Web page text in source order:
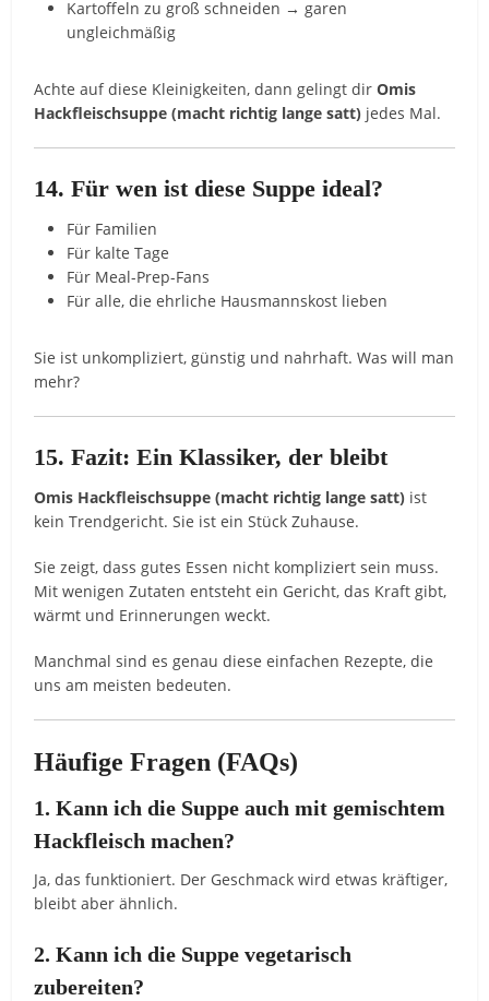
Kartoffeln zu groß schneiden → garen
ungleichmäßig
Achte auf diese Kleinigkeiten, dann gelingt dirOmis
Hackfleischsuppe (macht richtig lange satt) jedes Mal.
14. Für wen ist diese Suppe ideal?
Für Familien
Für kalte Tage
Für Meal-Prep-Fans
Für alle, die ehrliche Hausmannskost lieben
Sie ist unkompliziert, günstig und nahrhaft. Was will man
mehr?
15. Fazit: Ein Klassiker, der bleibt
Omis Hackfleischsuppe (macht richtig lange satt) ist
kein Trendgericht. Sie ist ein Stück Zuhause.
Sie zeigt, dass gutes Essen nicht kompliziert sein muss.
Mit wenigen Zutaten entsteht ein Gericht, das Kraft gibt,
wärmt und Erinnerungen weckt.
Manchmal sind es genau diese einfachen Rezepte, die
uns am meisten bedeuten.
Häufige Fragen (FAQs)
1. Kann ich die Suppe auch mit gemischtem
Hackfleisch machen?
Ja, das funktioniert. Der Geschmack wird etwas kräftiger,
bleibt aber ähnlich.
2. Kann ich die Suppe vegetarisch
zubereiten?